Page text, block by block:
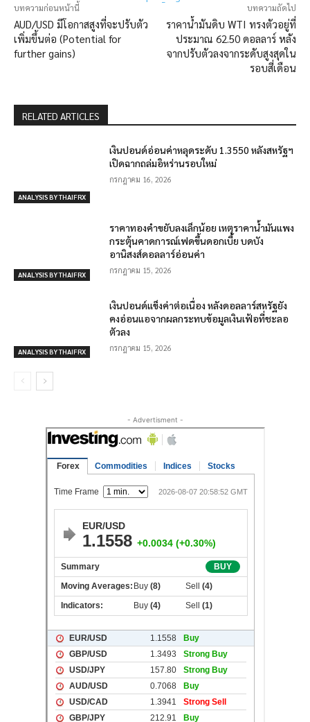
บทความก่อนหน้านี้
AUD/USD มีโอกาสสูงที่จะปรับตัว
เพิ่มขึ้นต่อ (Potential for
further gains)
บทความถัดไป
ราคาน้ำมันดิบ WTI ทรงตัวอยู่ที่
ประมาณ 62.50 ดอลลาร์ หลัง
จากปรับตัวลงจากระดับสูงสุดใน
รอบสี่เดือน
RELATED ARTICLES
ANALYSIS BY THAIFRX
เงินปอนด์อ่อนค่าหลุดระดับ 1.3550 หลังสหรัฐฯ
เปิดฉากถล่มอิหร่านรอบใหม่
กรกฎาคม 16, 2026
ANALYSIS BY THAIFRX
ราคาทองคำขยับลงเล็กน้อย เหตุราคาน้ำมันแพง
กระตุ้นคาดการณ์เฟดขึ้นดอกเบี้ย บดบัง
อานิสงส์ดอลลาร์อ่อนค่า
กรกฎาคม 15, 2026
ANALYSIS BY THAIFRX
เงินปอนด์แข็งค่าต่อเนื่อง หลังดอลลาร์สหรัฐยัง
คงอ่อนแอจากผลกระทบข้อมูลเงินเฟ้อที่ชะลอ
ตัวลง
กรกฎาคม 15, 2026
- Advertisment -